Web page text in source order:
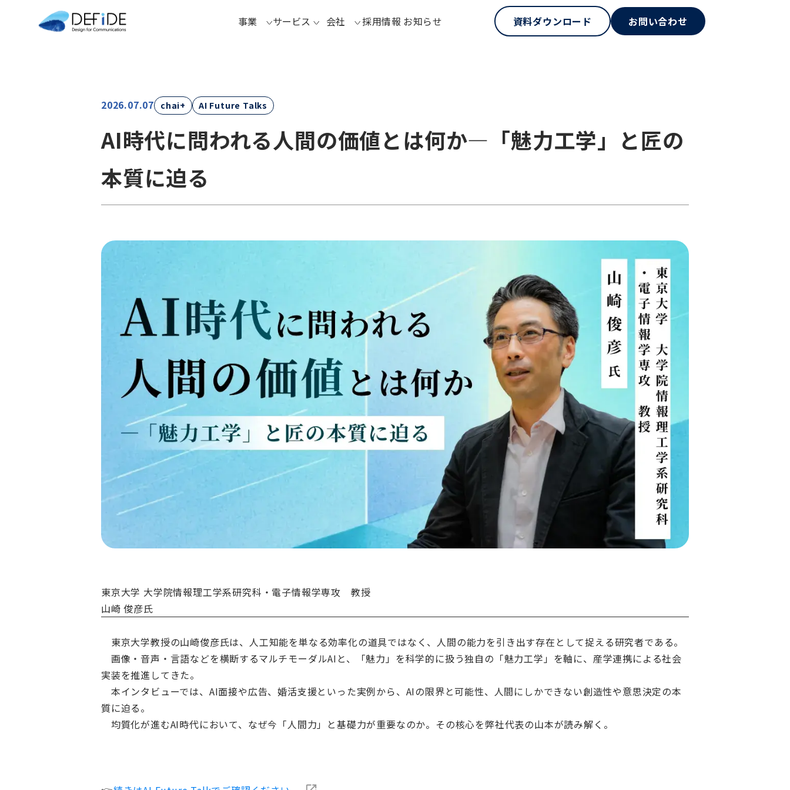
事業 サービス 会社 採用情報 お知らせ 資料ダウンロード お問い合わせ
2026.07.07 chai+ AI Future Talks
AI時代に問われる人間の価値とは何か―「魅力工学」と匠の
本質に迫る
東京大学 大学院情報理工学系研究科・電子情報学専攻 教授
山崎 俊彦氏
東京大学教授の山崎俊彦氏は、人工知能を単なる効率化の道具ではなく、人間の能力を引き出す存在として捉える研究者である。
画像・音声・言語などを横断するマルチモーダルAIと、「魅力」を科学的に扱う独自の「魅力工学」を軸に、産学連携による社会
実装を推進してきた。
本インタビューでは、AI面接や広告、婚活支援といった実例から、AIの限界と可能性、人間にしかできない創造性や意思決定の本
質に迫る。
均質化が進むAI時代において、なぜ今「人間力」と基礎力が重要なのか。その核心を弊社代表の山本が読み解く。